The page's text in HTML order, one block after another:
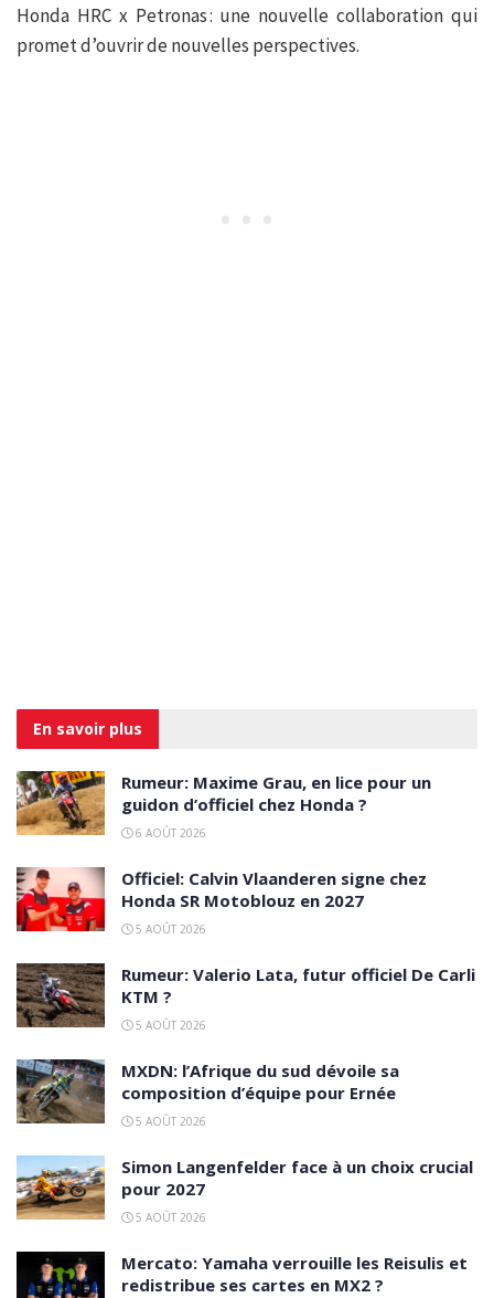
Honda HRC x Petronas : une nouvelle collaboration qui
promet d’ouvrir de nouvelles perspectives.
En savoir plus
Rumeur: Maxime Grau, en lice pour un
guidon d’officiel chez Honda ?
6 AOÛT 2026
Officiel: Calvin Vlaanderen signe chez
Honda SR Motoblouz en 2027
5 AOÛT 2026
Rumeur: Valerio Lata, futur officiel De Carli
KTM ?
5 AOÛT 2026
MXDN: l’Afrique du sud dévoile sa
composition d’équipe pour Ernée
5 AOÛT 2026
Simon Langenfelder face à un choix crucial
pour 2027
5 AOÛT 2026
Mercato: Yamaha verrouille les Reisulis et
redistribue ses cartes en MX2 ?